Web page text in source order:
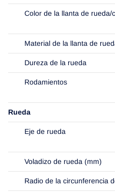
Color de la llanta de rueda/
Material de la llanta de
Dureza de la rueda
Rodamientos
Rueda
Eje de rueda
Voladizo de rueda (mm)
Radio de la circunferencia